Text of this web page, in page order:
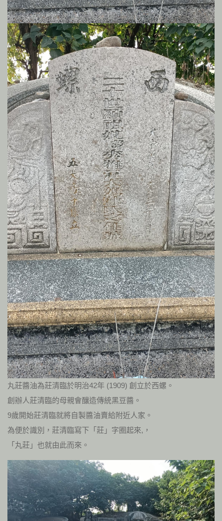
丸莊醬油為莊清臨於明治42年 (1909) 創立於西螺。
創辦人莊清臨的母親會釀造傳統黑豆醬。
9歲開始莊清臨就將自製醬油賣給附近人家。
為便於識別，莊清臨寫下「莊」字圈起來,，
「丸莊」也就由此而來。